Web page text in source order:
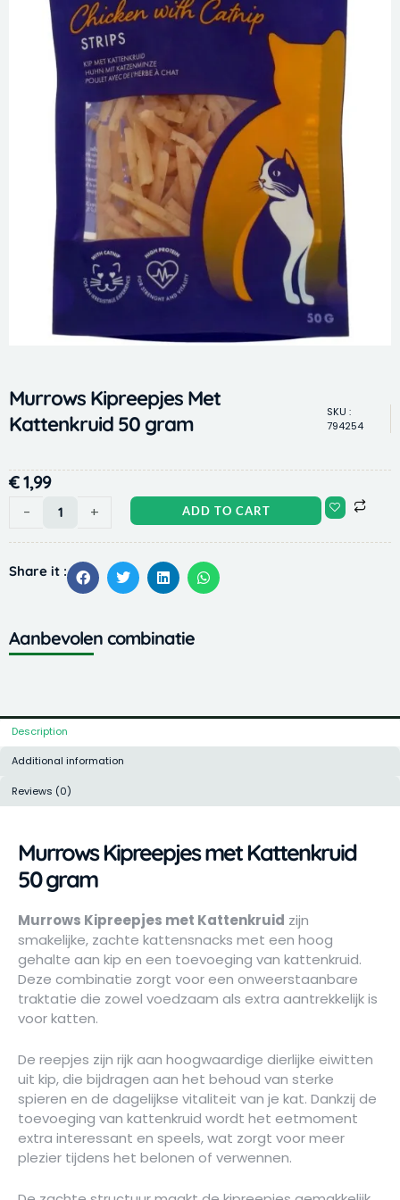
Murrows Kipreepjes Met
Kattenkruid 50 gram
SKU :
794254
€1,99
-
Murrows
Met
Kattenkruid
+ ADD TO CART
Share it :
Aanbevolen combinatie
Description
Additional information
Reviews (0)
Murrows Kipreepjes met Kattenkruid
50 gram
Murrows Kipreepjes met Kattenkruid zijn
smakelijke, zachte kattensnacks met een hoog
gehalte aan kip en een toevoeging van kattenkruid.
Deze combinatie zorgt voor een onweerstaanbare
traktatie die zowel voedzaam als extra aantrekkelijk is
voor katten.
De reepjes zijn rijk aan hoogwaardige dierlijke eiwitten
uit kip, die bijdragen aan het behoud van sterke
spieren en de dagelijkse vitaliteit van je kat. Dankzij de
toevoeging van kattenkruid wordt het eetmoment
extra interessant en speels, wat zorgt voor meer
plezier tijdens het belonen of verwennen.